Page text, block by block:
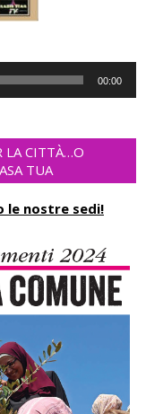
00:00
LA CITTÀ…O
TUA
le nostre sedi!